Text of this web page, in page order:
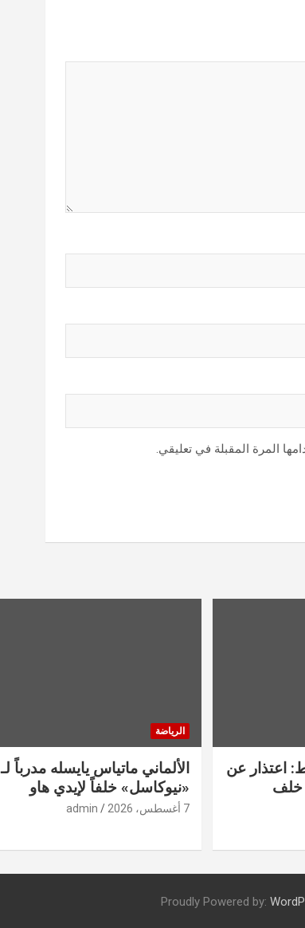
المرة المقبلة في تعليقي.
اعتذار عن
خلف
الرياضة
الألماني ماتياس يايسله مدرباً لـ
«نيوكاسل» خلفاً لإيدي هاو
7 أغسطس، 2026 admin
Proudly Powered by: